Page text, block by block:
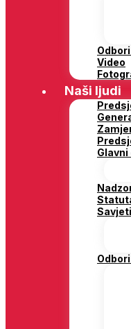
Video
Naši ljudi
Savjeti